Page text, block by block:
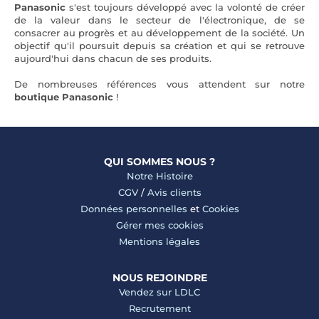
Panasonic s'est toujours développé avec la volonté de créer
de la valeur dans le secteur de l'électronique, de se
consacrer au progrès et au développement de la société. Un
objectif qu'il poursuit depuis sa création et qui se retrouve
aujourd'hui dans chacun de ses produits.
De nombreuses références vous attendent sur notre
boutique Panasonic !
QUI SOMMES NOUS ?
Notre Histoire
CGV/ Avis clients
Données personnelles et Cookies
Gérer mes cookies
Mentions légales
NOUS REJOINDRE
Vendez sur LDLC
Recrutement